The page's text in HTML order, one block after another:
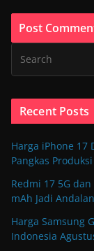
Recent Posts
Harga iPhone 17
Pangkas
Redmi 17 5G
mAh Jadi Andalan
Harga Samsung
Indonesia